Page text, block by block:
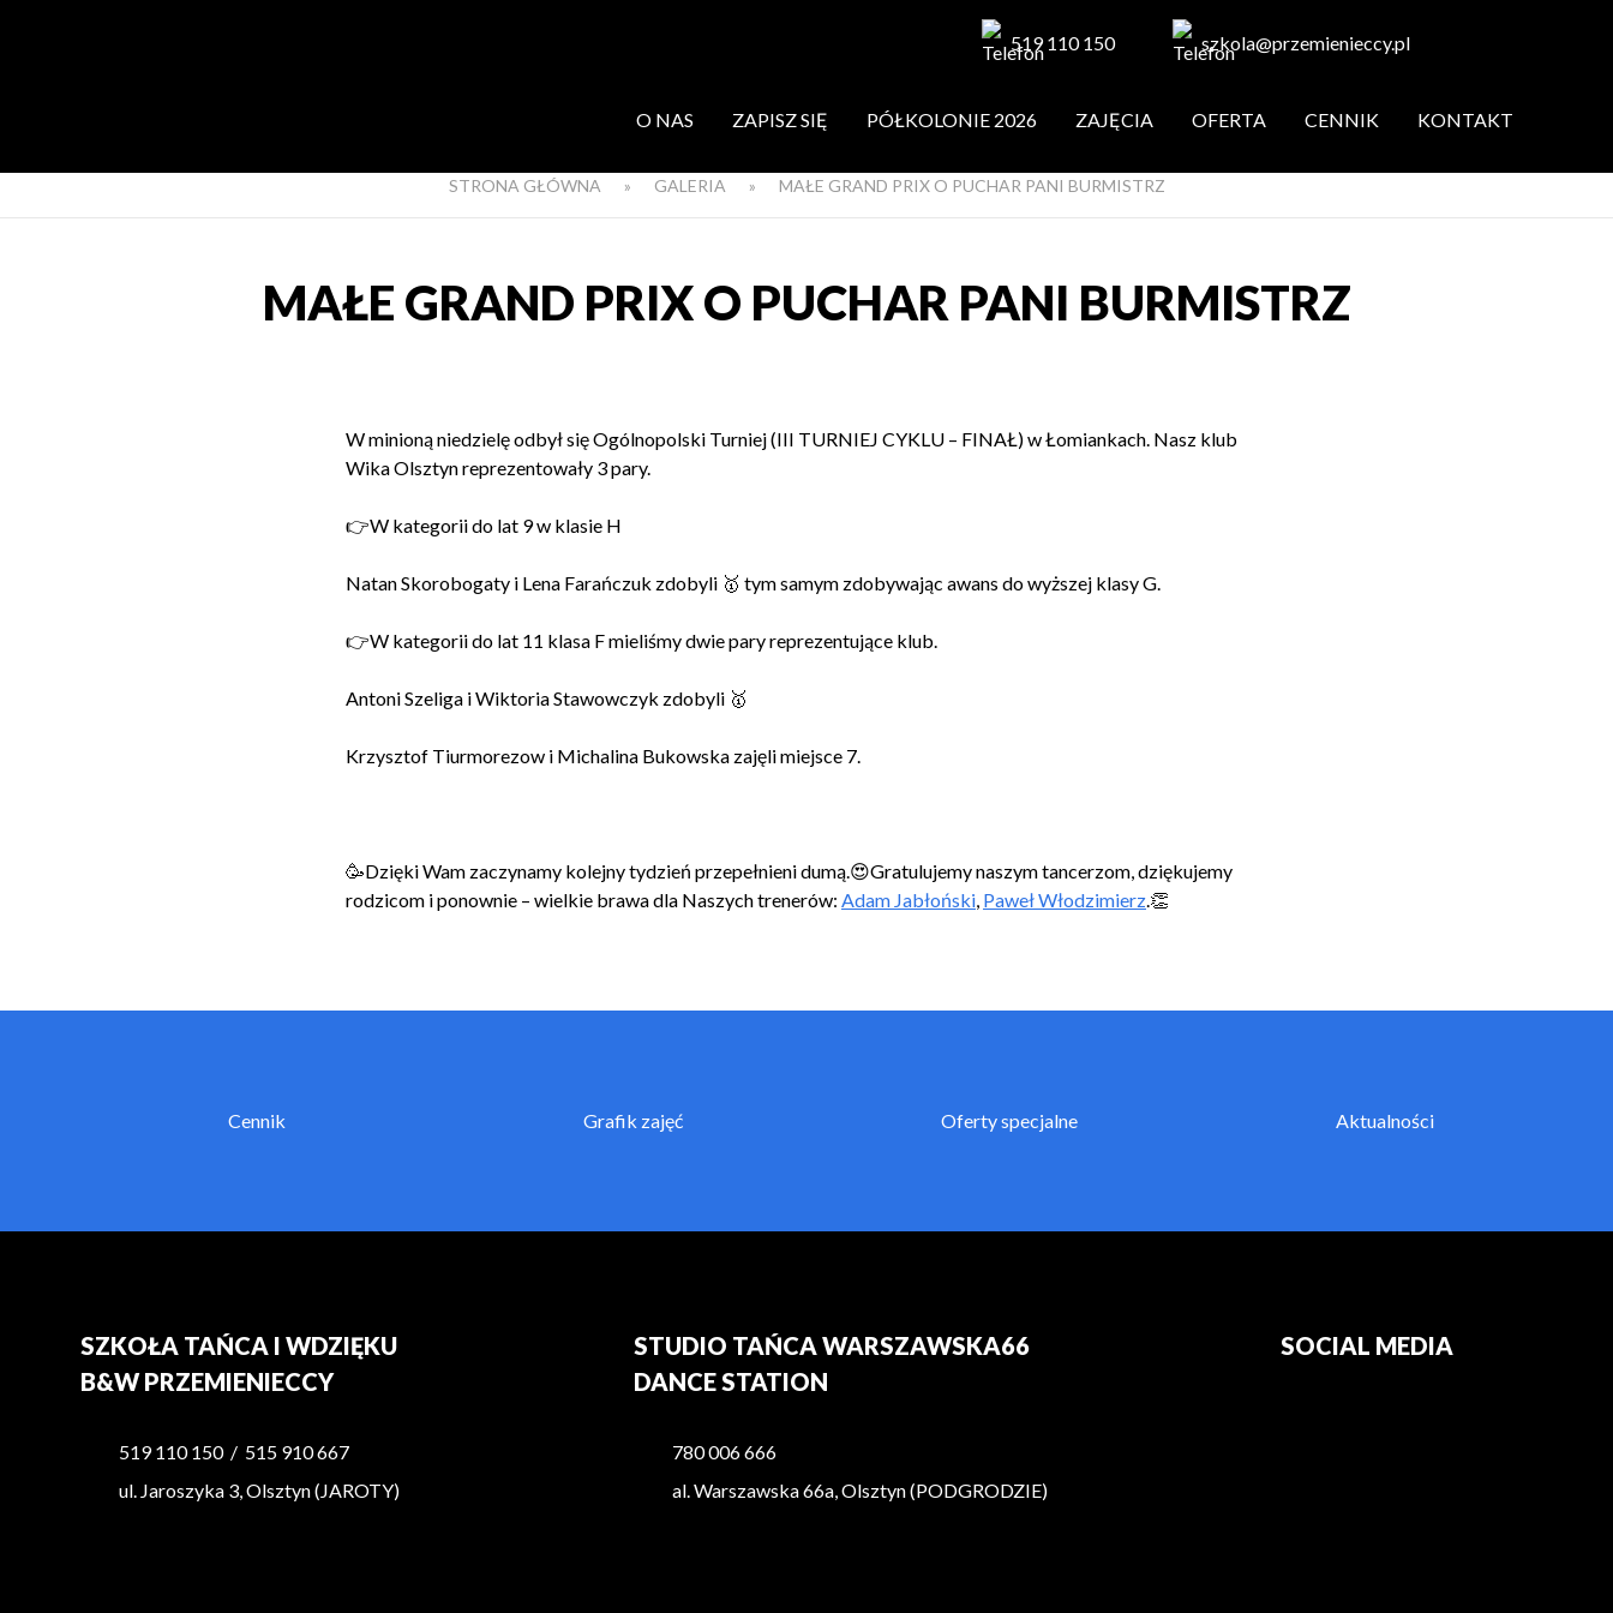
519 110 150 szkola@przemienieccy.pl
O NAS ZAPISZ SIĘ PÓŁKOLONIE 2026 ZAJĘCIA OFERTA CENNIK KONTAKT
STRONA GŁÓWNA » GALERIA » MAŁE GRAND PRIX O PUCHAR PANI BURMISTRZ
MAŁE GRAND PRIX O PUCHAR PANI BURMISTRZ
W minioną niedzielę odbył się Ogólnopolski Turniej (III TURNIEJ CYKLU – FINAŁ) w Łomiankach. Nasz klub
Wika Olsztyn reprezentowały 3 pary.
👉W kategorii do lat 9 w klasie H
Natan Skorobogaty i Lena Farańczuk zdobyli 🥇 tym samym zdobywając awans do wyższej klasy G.
👉W kategorii do lat 11 klasa F mieliśmy dwie pary reprezentujące klub.
Antoni Szeliga i Wiktoria Stawowczyk zdobyli 🥇
Krzysztof Tiurmorezow i Michalina Bukowska zajęli miejsce 7.
🥳Dzięki Wam zaczynamy kolejny tydzień przepełnieni dumą.😍Gratulujemy naszym tancerzom, dziękujemy
rodzicom i ponownie – wielkie brawa dla Naszych trenerów: Adam Jabłoński, Paweł Włodzimierz.👏
Cennik Grafik zajęć Oferty specjalne Aktualności
SZKOŁA TAŃCA I WDZIĘKU
B&W PRZEMIENIECCY
519 110 150 / 515 910 667
ul. Jaroszyka 3, Olsztyn (JAROTY)
STUDIO TAŃCA WARSZAWSKA66
DANCE STATION
780 006 666
al. Warszawska 66a, Olsztyn (PODGRODZIE)
SOCIAL MEDIA